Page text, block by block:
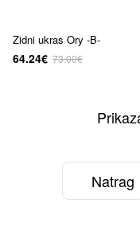
Zidni ukras Ory -B-
64.24€ 73.00€
Natrag